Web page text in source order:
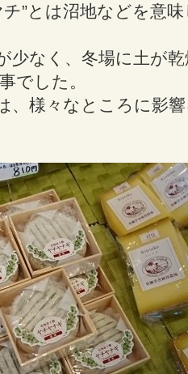
”とは沼地などを意
少なく、冬場に土が
でした。
、様々なところに影